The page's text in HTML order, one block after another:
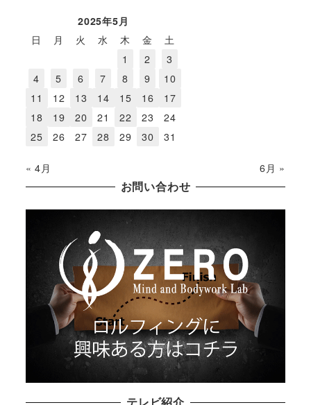
2025年5月
日
月 火 水 木 金
土
1
2
3
4
5 6 7 8 9
10
11
12 13 14 15 16
17
18
19 20 21 22 23
24
25
26 27 28 29 30 31
« 4月 6月 »
お問い合わせ